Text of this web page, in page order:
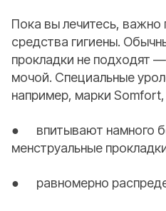
Пока вы лечитесь,
средства гигиены.
прокладки не подходят
мочой. Специальные
например, марки
● впитывают намного
менструальные
● равномерно